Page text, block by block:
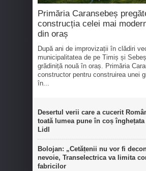
Primăria Caransebeș
construcția celei mai
din oraș
După ani de improvizații în clădiri
municipalitatea de pe Timiș și
grădiniță nouă în oraș. Primăria
constructor pentru construirea unei
în...
Desertul verii care a cucerit
toată lumea pune în coș
Lidl
Bolojan: „Cetățenii nu vor fi
nevoie, Transelectrica va limita
fabricilor